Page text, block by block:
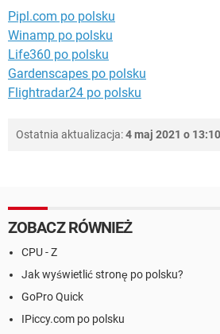
Pipl.com po polsku
Winamp po polsku
Life360 po polsku
Gardenscapes po polsku
Flightradar24 po polsku
Ostatnia aktualizacja:4 maj 2021 o 13:10
ZOBACZ RÓWNIEŻ
CPU - Z
Jak wyświetlić stronę po polsku?
GoPro Quick
IPiccy.com po polsku